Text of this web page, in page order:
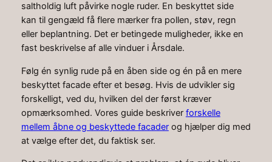
saltholdig luft påvirke nogle ruder. En beskyttet side
kan til gengæld få flere mærker fra pollen, støv, regn
eller beplantning. Det er betingede muligheder, ikke en
fast beskrivelse af alle vinduer i Årsdale.
Følg én synlig rude på en åben side og én på en mere
beskyttet facade efter et besøg. Hvis de udvikler sig
forskelligt, ved du, hvilken del der først kræver
opmærksomhed. Vores guide beskriver forskelle
mellem åbne og beskyttede facaderog hjælper dig med
at vælge efter det, du faktisk ser.